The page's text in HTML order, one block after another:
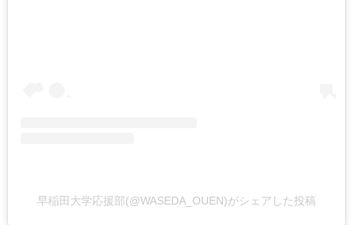
早稲田大学応援部(@WASEDA_OUEN)がシェアした投稿